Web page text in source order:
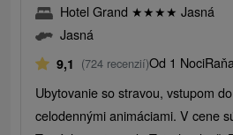
Hotel Grand ★★★★ Jasná
Jasná
9,1 (724 recenzií)Od 1 Noci
Ubytovanie so stravou, vstupom
celodennými animáciami. V cene